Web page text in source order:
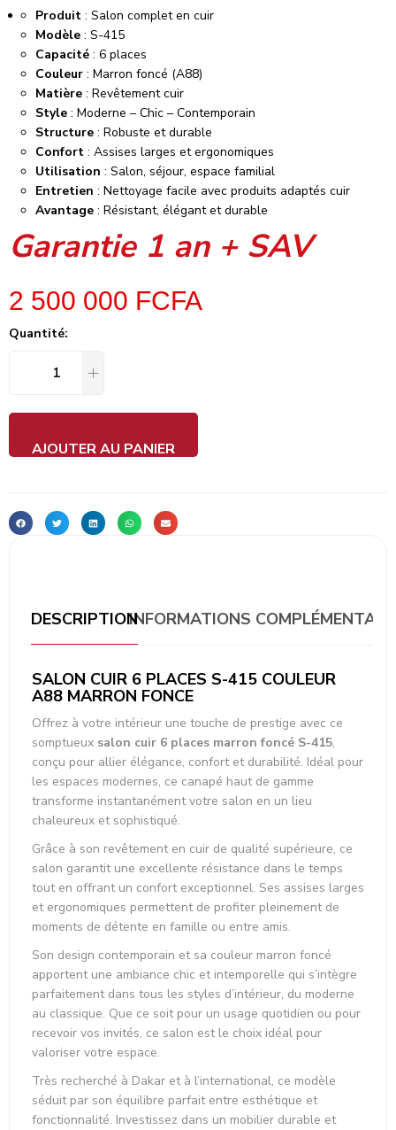
Produit : Salon complet en cuir
Modèle : S-415
Capacité : 6 places
Couleur : Marron foncé (A88)
Matière : Revêtement cuir
Style : Moderne – Chic – Contemporain
Structure : Robuste et durable
Confort : Assises larges et ergonomiques
Utilisation : Salon, séjour, espace familial
Entretien : Nettoyage facile avec produits adaptés cuir
Avantage : Résistant, élégant et durable
Garantie 1 an + SAV
2 500 000 FCFA
Quantité:
AJOUTER AU PANIER
DESCRIPTIONINFORMATIONS
SALON CUIR 6 PLACES S-415 COULEUR
A88 MARRON FONCE
Offrez à votre intérieur une touche de prestige avec ce
somptueux salon cuir 6 places marron foncé S-415,
conçu pour allier élégance, confort et durabilité. Idéal pour
les espaces modernes, ce canapé haut de gamme
transforme instantanément votre salon en un lieu
chaleureux et sophistiqué.
Grâce à son revêtement en cuir de qualité supérieure, ce
salon garantit une excellente résistance dans le temps
tout en offrant un confort exceptionnel. Ses assises larges
et ergonomiques permettent de profiter pleinement de
moments de détente en famille ou entre amis.
Son design contemporain et sa couleur marron foncé
apportent une ambiance chic et intemporelle qui s’intègre
parfaitement dans tous les styles d’intérieur, du moderne
au classique. Que ce soit pour un usage quotidien ou pour
recevoir vos invités, ce salon est le choix idéal pour
valoriser votre espace.
Très recherché à Dakar et à l’international, ce modèle
séduit par son équilibre parfait entre esthétique et
fonctionnalité. Investissez dans un mobilier durable et